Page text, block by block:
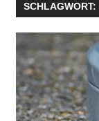
SCHLAGWORT: